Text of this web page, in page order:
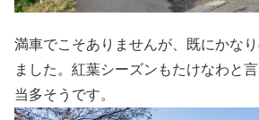
満車でこそありませんが、既にかな
ました。紅葉シーズンもたけなわと
当多そうです。